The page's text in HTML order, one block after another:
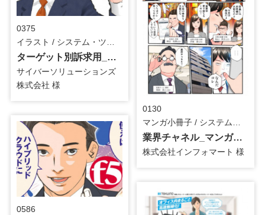
0375
ターゲット別訴求用_HP用_イラスト
サイバーソリューションズ
株式会社 様
0130
業界チャネル_マンガ小冊子
株式会社インフォマート 様
0586